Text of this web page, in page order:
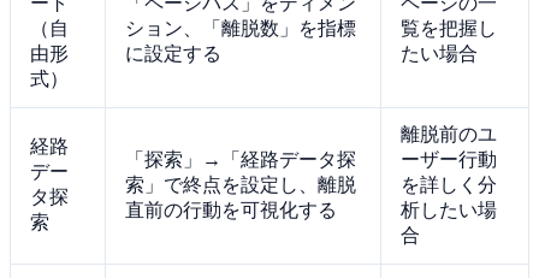
（自
由形
式）
ション、「離脱数」を指標
に設定する
覧を把握し
たい場合
経路
デー
タ探
索
「探索」→「経路データ探
索」で終点を設定し、離脱
直前の行動を可視化する
離脱前のユ
ーザー行動
を詳しく分
析したい場
合